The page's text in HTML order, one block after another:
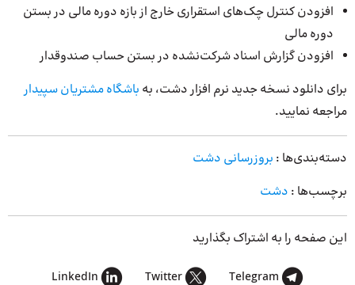
افزودن کنترل چک‌های استقراری خارج از بازه دوره مالی در بستن
دوره مالی
افزودن گزارش اسناد شرکت‌نشده در بستن حساب صندوقدار
برای دانلود نسخه جدید نرم افزار دشت، به باشگاه مشتریان سپیدار
مراجعه نمایید.
دسته‌بندی‌ها : بروزرسانی دشت
برچسب‌ها : دشت
این صفحه را به اشتراک بگذارید
Telegram
Twitter
LinkedIn